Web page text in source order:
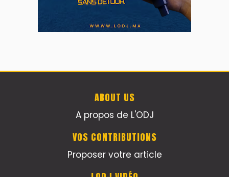
ABOUT US
A propos de L'ODJ
VOS CONTRIBUTIONS
Proposer votre article